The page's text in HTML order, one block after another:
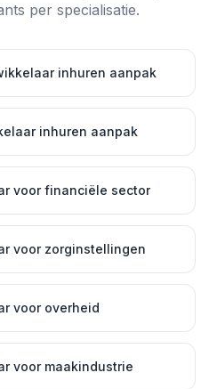
per specialisatie.
inhuren aanpak
inhuren aanpak
voor financiële sector
voor zorginstellingen
voor overheid
voor maakindustrie